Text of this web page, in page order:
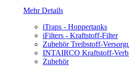
Mehr Details
iTraps - Hoppertanks
iFilters - Kraftstoff-Filter
Zubehör Treibstoff-
INTAIRCO Kraftstoff-
Zubehör